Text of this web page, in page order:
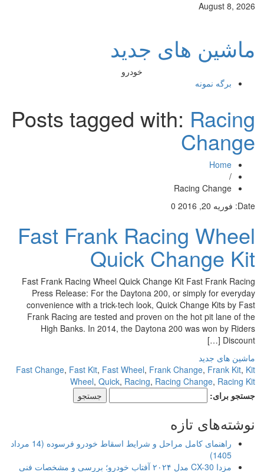
August 8, 2026
ماشین های جدید
خودرو
برگه نمونه
Posts tagged with:Racing
Change
Home
/
Racing Change
Date: فوریه 20, 2016 0
Fast Frank Racing Wheel
Quick Change Kit
Fast Frank Racing Wheel Quick Change Kit Fast Frank Racing
Press Release: For the Daytona 200, or simply for everyday
convenience with a trick-tech look, Quick Change Kits by Fast
Frank Racing are tested and proven on the hot pit lane of the
High Banks. In 2014, the Daytona 200 was won by Riders
Discount […]
ماشین های جدید
Fast Change,Fast Kit,Fast Wheel,Frank Change,Frank Kit,Kit
Wheel,Quick,Racing,Racing Change,Racing Kit
جستجو برای:
نوشته‌های تازه
راهنمای کامل مراحل و شرایط اسقاط خودرو فرسوده (14 مرداد
1405)
مزدا CX-30 مدل ۲۰۲۴ آفتاب خودرو؛ بررسی و مشخصات فنی